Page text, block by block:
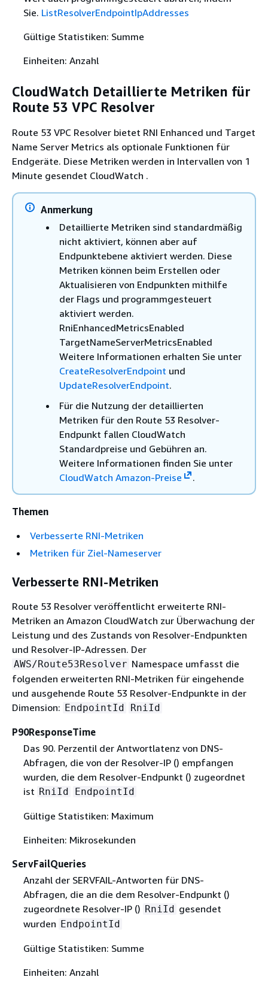
Sie. ListResolverEndpointIpAddresses
Gültige Statistiken: Summe
Einheiten: Anzahl
CloudWatch Detaillierte Metriken für
Route 53 VPC Resolver
Route 53 VPC Resolver bietet RNI Enhanced und Target
Name Server Metrics als optionale Funktionen für
Endgeräte. Diese Metriken werden in Intervallen von 1
Minute gesendet CloudWatch .
Anmerkung
Detaillierte Metriken sind standardmäßig
nicht aktiviert, können aber auf
Endpunktebene aktiviert werden. Diese
Metriken können beim Erstellen oder
Aktualisieren von Endpunkten mithilfe
der Flags und programmgesteuert
aktiviert werden.
RniEnhancedMetricsEnabled
TargetNameServerMetricsEnabled
Weitere Informationen erhalten Sie unter
CreateResolverEndpoint und
UpdateResolverEndpoint.
Für die Nutzung der detaillierten
Metriken für den Route 53 Resolver-
Endpunkt fallen CloudWatch
Standardpreise und Gebühren an.
Weitere Informationen finden Sie unter
CloudWatch Amazon-Preise
.
Themen
Verbesserte RNI-Metriken
Metriken für Ziel-Nameserver
Verbesserte RNI-Metriken
Route 53 Resolver veröffentlicht erweiterte RNI-
Metriken an Amazon CloudWatch zur Überwachung der
Leistung und des Zustands von Resolver-Endpunkten
und Resolver-IP-Adressen. Der
AWS/Route53Resolver Namespace umfasst die
folgenden erweiterten RNI-Metriken für eingehende
und ausgehende Route 53 Resolver-Endpunkte in der
Dimension: EndpointId RniId
P90ResponseTime
Das 90. Perzentil der Antwortlatenz von DNS-
Abfragen, die von der Resolver-IP () empfangen
wurden, die dem Resolver-Endpunkt () zugeordnet
ist RniId EndpointId
Gültige Statistiken: Maximum
Einheiten: Mikrosekunden
ServFailQueries
Anzahl der SERVFAIL-Antworten für DNS-
Abfragen, die an die dem Resolver-Endpunkt ()
zugeordnete Resolver-IP () RniId gesendet
wurden EndpointId
Gültige Statistiken: Summe
Einheiten: Anzahl